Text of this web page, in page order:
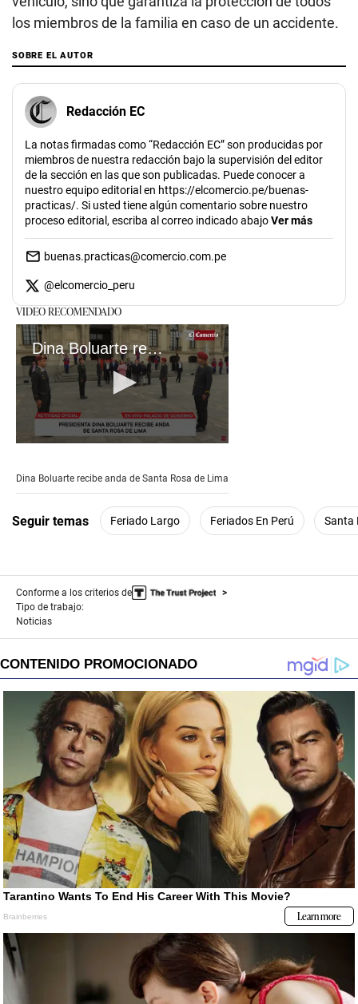
los miembros de la familia en caso de un accidente.
SOBRE EL AUTOR
Redacción EC
La notas firmadas como “Redacción EC” son producidas por
miembros de nuestra redacción bajo la supervisión del editor
de la sección en las que son publicadas. Puede conocer a
nuestro equipo editorial en https://elcomercio.pe/buenas-
practicas/. Si usted tiene algún comentario sobre nuestro
proceso editorial, escriba al correo indicado abajoVer más
buenas.practicas@comercio.com.pe
@elcomercio_peru
VIDEO RECOMENDADO
Dina Boluarte recibe anda de Santa Rosa de Lima
of
Dina Boluarte recibe anda de Santa Rosa de Lima
Seguir temas Feriado Largo Feriados En Perú Santa
Conforme a los criterios de
Tipo de trabajo:
Noticias